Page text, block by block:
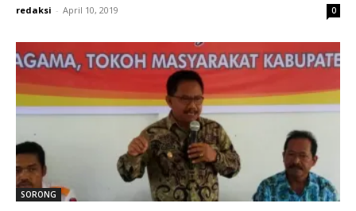
redaksi - April 10, 2019 0
SORONG